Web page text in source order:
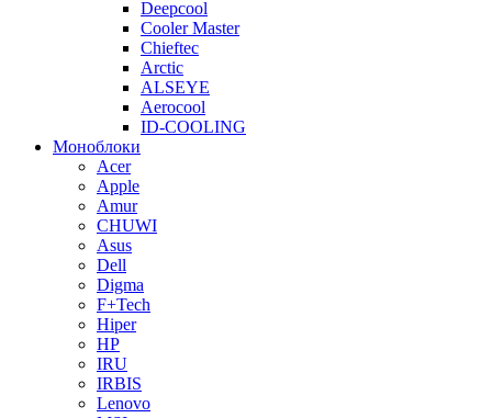
Deepcool
Cooler Master
Chieftec
Arctic
ALSEYE
Aerocool
ID-COOLING
Моноблоки
Acer
Apple
Amur
CHUWI
Asus
Dell
Digma
F+Tech
Hiper
HP
IRU
IRBIS
Lenovo